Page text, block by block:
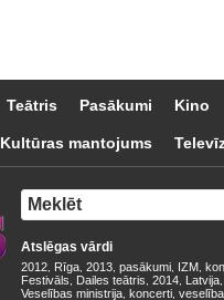
Teātris Pasākumi Kino
Kultūras mantojums
Atslēgas vārdi
2012 Rīga 2013 pasākumi IZM
Festivāls Dailes teātris 2014 Latvija
Veselības ministrija koncerti veselība